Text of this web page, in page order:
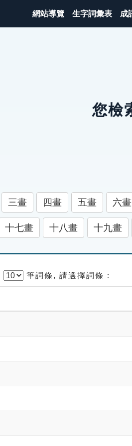
網站導覽 生字詞彙表 成
您檢
三畫 四畫 五畫 六畫
十七畫 十八畫 十九畫
筆詞條, 請選擇詞條：